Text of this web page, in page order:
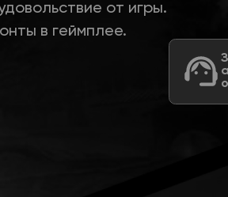
от игры.
в геймплее.